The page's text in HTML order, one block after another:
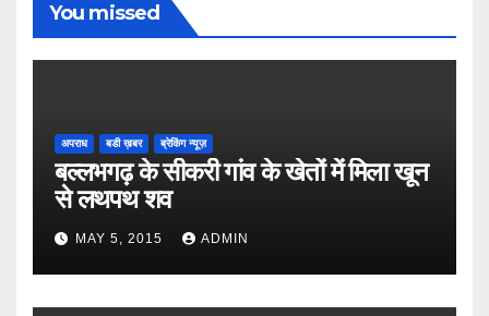
You missed
अपराध बडी ख़बर ब्रेकिंग न्यूज़
बल्लभगढ़ के सीकरी गांव के खेतों में मिला खून
से लथपथ शव
MAY 5, 2015 ADMIN